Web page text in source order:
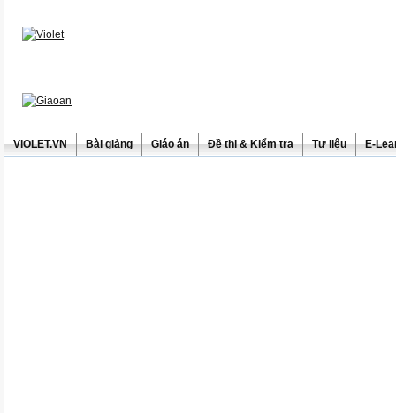
ViOLET.VN Bài giảng Giáo án Đề thi & Kiểm tra Tư liệu E-